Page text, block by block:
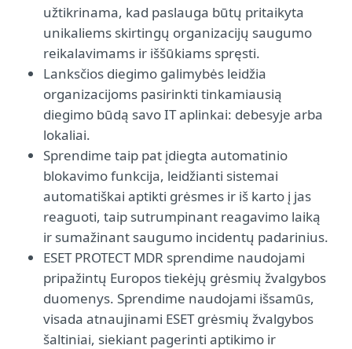
užtikrinama, kad paslauga būtų pritaikyta
unikaliems skirtingų organizacijų saugumo
reikalavimams ir iššūkiams spręsti.
Lanksčios diegimo galimybės leidžia
organizacijoms pasirinkti tinkamiausią
diegimo būdą savo IT aplinkai: debesyje arba
lokaliai.
Sprendime taip pat įdiegta automatinio
blokavimo funkcija, leidžianti sistemai
automatiškai aptikti grėsmes ir iš karto į jas
reaguoti, taip sutrumpinant reagavimo laiką
ir sumažinant saugumo incidentų padarinius.
ESET PROTECT MDR sprendime naudojami
pripažintų Europos tiekėjų grėsmių žvalgybos
duomenys. Sprendime naudojami išsamūs,
visada atnaujinami ESET grėsmių žvalgybos
šaltiniai, siekiant pagerinti aptikimo ir